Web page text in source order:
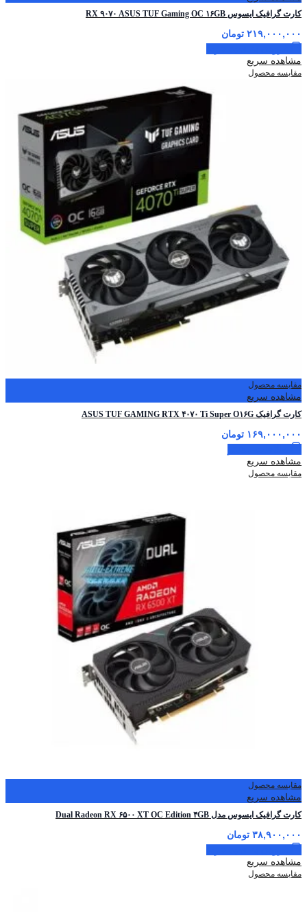
کارت گرافیک ایسوس RX ۹۰۷۰ ASUS TUF Gaming OC ۱۶GB
۲۱۹,۰۰۰,۰۰۰ تومان
مشاهده سریع
مقایسه محصول
مقایسه محصول
مشاهده سریع
کارت گرافیک ASUS TUF GAMING RTX ۴۰۷۰ Ti Super O۱۶G
۱۶۹,۰۰۰,۰۰۰ تومان
مشاهده سریع
مقایسه محصول
مقایسه محصول
مشاهده سریع
کارت گرافیک ایسوس مدل Dual Radeon RX ۶۵۰۰ XT OC Edition ۴GB
۳۸,۹۰۰,۰۰۰ تومان
مشاهده سریع
مقایسه محصول